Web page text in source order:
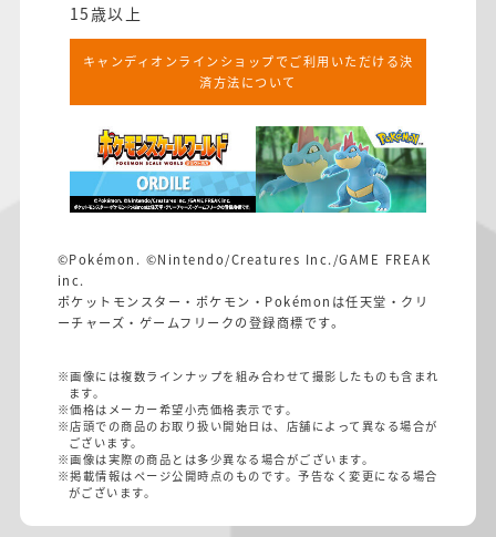
15歳以上
キャンディオンラインショップでご利用いただける決
済方法について
©Pokémon. ©Nintendo/Creatures Inc./GAME FREAK
inc.
ポケットモンスター・ポケモン・Pokémonは任天堂・クリ
ーチャーズ・ゲームフリークの登録商標です。
※画像には複数ラインナップを組み合わせて撮影したものも含まれ
ます。
※価格はメーカー希望小売価格表示です。
※店頭での商品のお取り扱い開始日は、店舗によって異なる場合が
ございます。
※画像は実際の商品とは多少異なる場合がございます。
※掲載情報はページ公開時点のものです。予告なく変更になる場合
がございます。